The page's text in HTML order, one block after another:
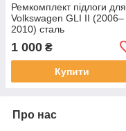
Ремкомплект підлоги для
Volkswagen GLI II (2006–
2010) сталь
1 000 ₴
Купити
Про нас